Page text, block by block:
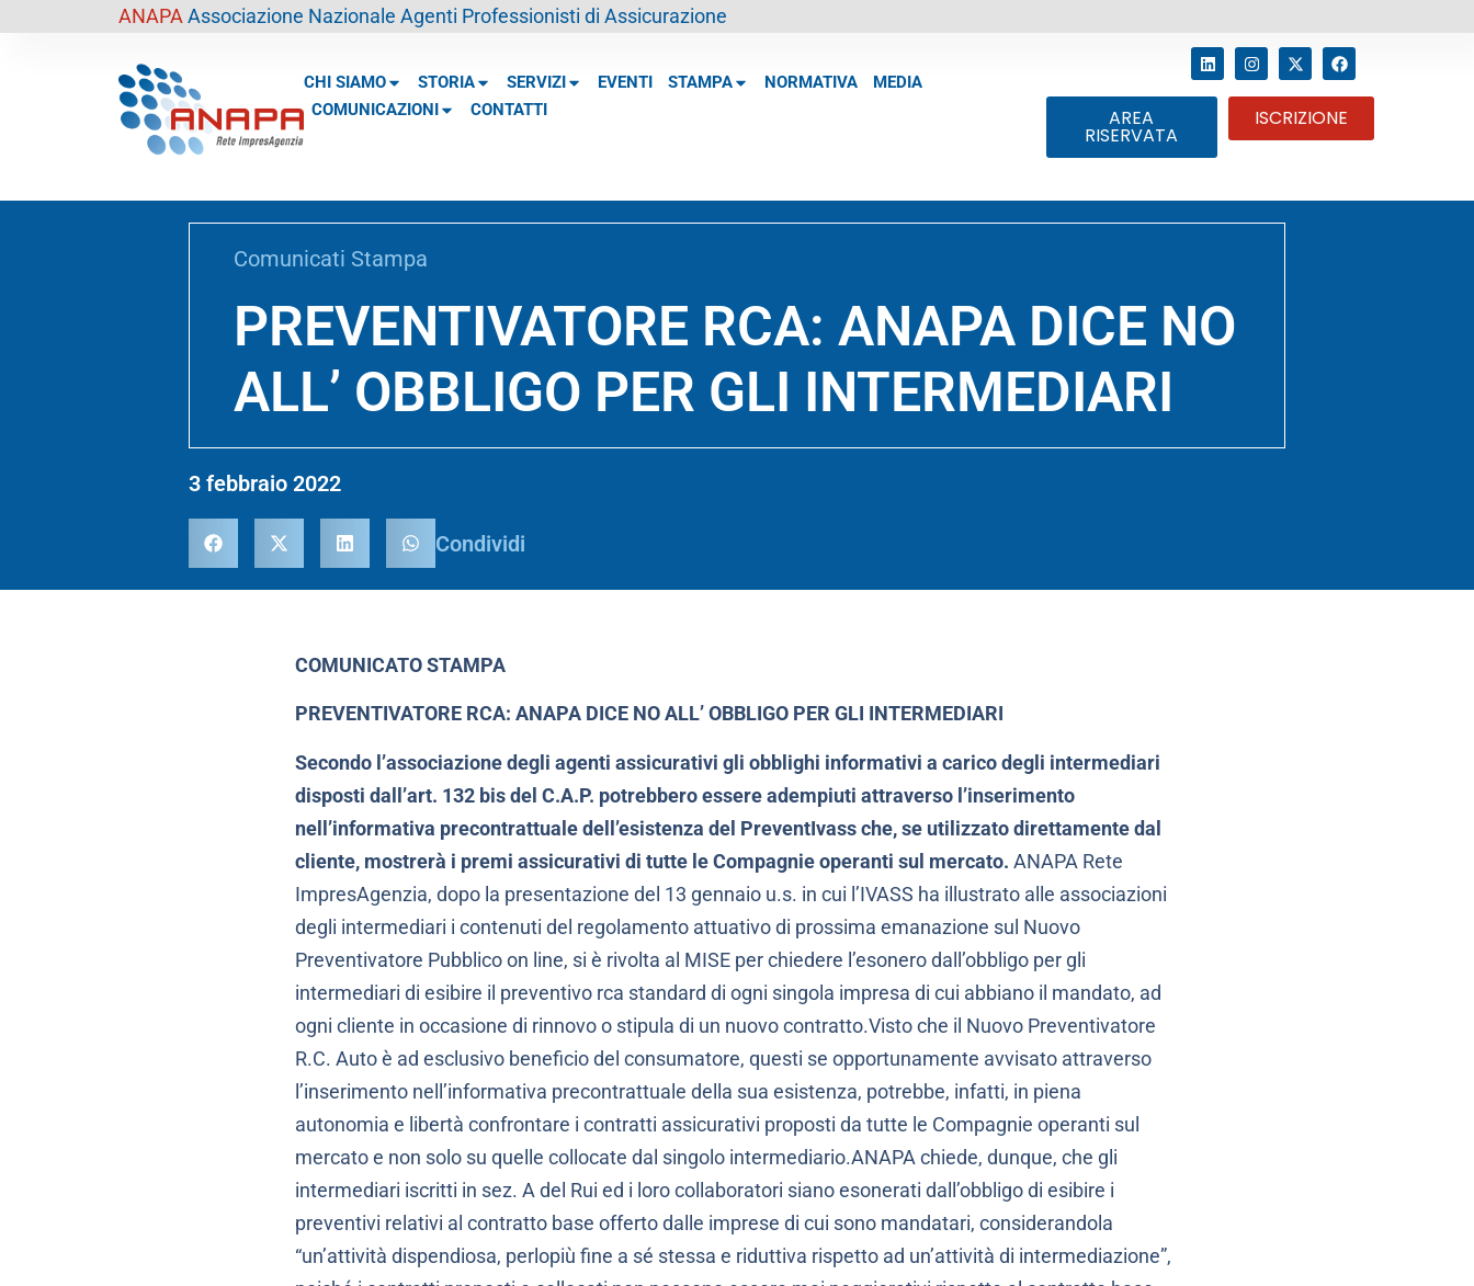
ANAPA Associazione Nazionale Agenti Professionisti di Assicurazione
CHI SIAMO STORIA SERVIZI EVENTI STAMPA NORMATIVA
MEDIA
COMUNICAZIONI
CONTATTI AREA
RISERVATA
ISCRIZIONE
Comunicati Stampa
PREVENTIVATORE RCA: ANAPA DICE NO
ALL’ OBBLIGO PER GLI INTERMEDIARI
3 febbraio 2022
Condividi
COMUNICATO STAMPA
PREVENTIVATORE RCA: ANAPA DICE NO ALL’ OBBLIGO PER GLI INTERMEDIARI
Secondo l’associazione degli agenti assicurativi gli obblighi informativi a carico degli intermediari
disposti dall’art. 132 bis del C.A.P. potrebbero essere adempiuti attraverso l’inserimento
nell’informativa precontrattuale dell’esistenza del PreventIvass che, se utilizzato direttamente dal
cliente, mostrerà i premi assicurativi di tutte le Compagnie operanti sul mercato. ANAPA Rete
ImpresAgenzia, dopo la presentazione del 13 gennaio u.s. in cui l’IVASS ha illustrato alle associazioni
degli intermediari i contenuti del regolamento attuativo di prossima emanazione sul Nuovo
Preventivatore Pubblico on line, si è rivolta al MISE per chiedere l’esonero dall’obbligo per gli
intermediari di esibire il preventivo rca standard di ogni singola impresa di cui abbiano il mandato, ad
ogni cliente in occasione di rinnovo o stipula di un nuovo contratto.Visto che il Nuovo Preventivatore
R.C. Auto è ad esclusivo beneficio del consumatore, questi se opportunamente avvisato attraverso
l’inserimento nell’informativa precontrattuale della sua esistenza, potrebbe, infatti, in piena
autonomia e libertà confrontare i contratti assicurativi proposti da tutte le Compagnie operanti sul
mercato e non solo su quelle collocate dal singolo intermediario.ANAPA chiede, dunque, che gli
intermediari iscritti in sez. A del Rui ed i loro collaboratori siano esonerati dall’obbligo di esibire i
preventivi relativi al contratto base offerto dalle imprese di cui sono mandatari, considerandola
“un’attività dispendiosa, perlopiù fine a sé stessa e riduttiva rispetto ad un’attività di intermediazione”,